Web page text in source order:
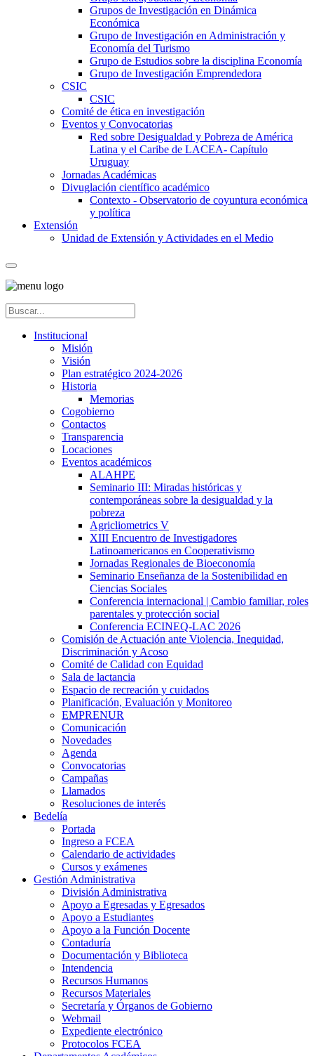
Grupos de Investigación en Dinámica
Económica
Grupo de Investigación en Administración y
Economía del Turismo
Grupo de Estudios sobre la disciplina Economía
Grupo de Investigación Emprendedora
CSIC
CSIC
Comité de ética en investigación
Eventos y Convocatorias
Red sobre Desigualdad y Pobreza de América
Latina y el Caribe de LACEA- Capítulo
Uruguay
Jornadas Académicas
Divuglación científico académico
Contexto - Observatorio de coyuntura económica
y política
Extensión
Unidad de Extensión y Actividades en el Medio
Institucional
Misión
Visión
Plan estratégico 2024-2026
Historia
Memorias
Cogobierno
Contactos
Transparencia
Locaciones
Eventos académicos
ALAHPE
Seminario III: Miradas históricas y
contemporáneas sobre la desigualdad y la
pobreza
Agricliometrics V
XIII Encuentro de Investigadores
Latinoamericanos en Cooperativismo
Jornadas Regionales de Bioeconomía
Seminario Enseñanza de la Sostenibilidad en
Ciencias Sociales
Conferencia internacional | Cambio familiar, roles
parentales y protección social
Conferencia ECINEQ-LAC 2026
Comisión de Actuación ante Violencia, Inequidad,
Discriminación y Acoso
Comité de Calidad con Equidad
Sala de lactancia
Espacio de recreación y cuidados
Planificación, Evaluación y Monitoreo
EMPRENUR
Comunicación
Novedades
Agenda
Convocatorias
Campañas
Llamados
Resoluciones de interés
Bedelía
Portada
Ingreso a FCEA
Calendario de actividades
Cursos y exámenes
Gestión Administrativa
División Administrativa
Apoyo a Egresadas y Egresados
Apoyo a Estudiantes
Apoyo a la Función Docente
Contaduría
Documentación y Biblioteca
Intendencia
Recursos Humanos
Recursos Materiales
Secretaría y Órganos de Gobierno
Webmail
Expediente electrónico
Protocolos FCEA